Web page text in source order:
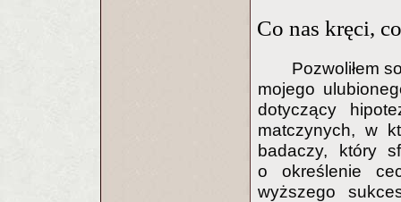
Co nas kręci,
Pozwoliłem
mojego
dotyczący
matczynych, w
badaczy, który
o określenie
wyższego